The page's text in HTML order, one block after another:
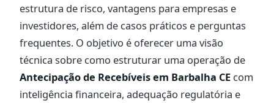
estrutura de risco, vantagens para empresas e
investidores, além de casos práticos e perguntas
frequentes. O objetivo é oferecer uma visão
técnica sobre como estruturar uma operação de
Antecipação de Recebíveis em Barbalha CE com
inteligência financeira, adequação regulatória e